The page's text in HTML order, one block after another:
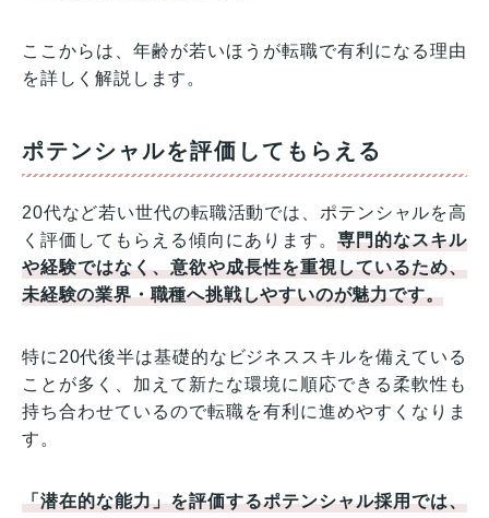
ここからは、年齢が若いほうが転職で有利になる理由
を詳しく解説します。
ポテンシャルを評価してもらえる
20代など若い世代の転職活動では、ポテンシャルを高
く評価してもらえる傾向にあります。専門的なスキル
や経験ではなく、意欲や成長性を重視しているため、
未経験の業界・職種へ挑戦しやすいのが魅力です。
特に20代後半は基礎的なビジネススキルを備えている
ことが多く、加えて新たな環境に順応できる柔軟性も
持ち合わせているので転職を有利に進めやすくなりま
す。
「潜在的な能力」を評価するポテンシャル採用では、